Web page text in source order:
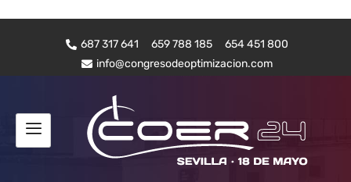
687 317 641 659 788 185
654 451 800
info@congresodeoptimizacion.com